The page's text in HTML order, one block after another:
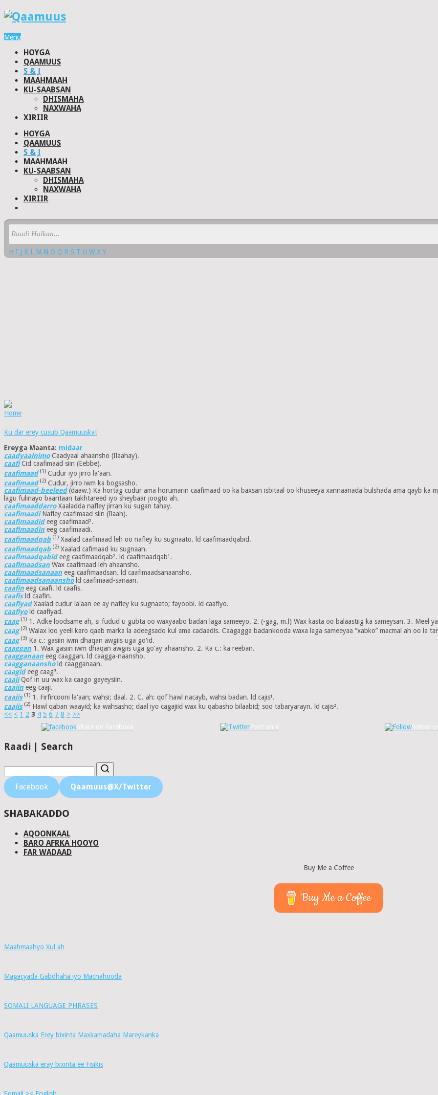
Menu
HOYGA
QAAMUUS
S & J
MAAHMAAH
KU-SAABSAN
DHISMAHA
NAXWAHA
XIRIIR
HOYGA
QAAMUUS
S & J
MAAHMAAH
KU-SAABSAN
DHISMAHA
NAXWAHA
XIRIIR
H I J K L M N O Q R S T U W X Y
Home
Ku dar erey cusub Qaamuuska!
Ereyga Maanta: midaar
caadyaalnimoCaadyaal ahaansho (Ilaahay).
caafiCid caafimaad siin (Eebbe).
caafimaad(1) Cudur iyo jirro la'aan.
caafimaad(2) Cudur, jirro iwm ka bogsasho.
caafimaad-beeleed(daaw.) Ka hortag cudur ama horumarin caafimaad oo ka baxsan isbitaal oo khuseeya xannaanada bulshada ama qayb ka
lagu fulinayo baaritaan takhtareed iyo sheybaar joogto ah.
caafimaaddarroXaaladda nafley jirran ku sugan tahay.
caafimaadiNafley caafimaad siin (Ilaah).
caafimaadideeg caafimaad².
caafimaadin eeg caafimaadi.
caafimaadqab (1) Xaalad caafimaad leh oo nafley ku sugnaato. ld caafimaadqabid.
caafimaadqab (2) Xaalad cafimaad ku sugnaan.
caafimaadqabideeg caafimaadqab². ld caafimaadqab¹.
caafimaadsan Wax caafimaad leh ahaansho.
caafimaadsanaan eeg caafimaadsan. ld caafimaadsanaansho.
caafimaadsanaanshold caafimaad-sanaan.
caafin eeg caafi. ld caafis.
caafisld caafin.
caafiyadXaalad cudur la'aan ee ay nafley ku sugnaato; fayoobi. ld caafiyo.
caafiyold caafiyad.
caag(1) 1. Adke loodsame ah, si fudud u gubta oo waxyaabo badan laga sameeyo. 2. (-gag, m.l) Wax kasta oo balaastiig ka sameysan. 3. Meel
caag(2) Walax loo yeeli karo qaab marka la adeegsado kul ama cadaadis. Caagagga badankooda waxa laga sameeyaa “xabko” macmal ah oo la
caag(3) Ka c.: gasiin iwm dhaqan awgiis uga go'id.
caaggan 1. Wax gasiin iwm dhaqan awgiis uga go'ay ahaansho. 2. Ka c.: ka reeban.
caagganaan eeg caaggan. ld caagga-naansho.
caagganaanshold caagganaan.
caagideeg caag³.
caajiQof in uu wax ka caago gayeysiin.
caajin eeg caaji.
caajis(1) 1. Firfircooni la'aan; wahsi; daal. 2. C. ah: qof hawl nacayb, wahsi badan. ld cajis¹.
caajis(2) Hawl qaban waayid; ka wahsasho; daal iyo cagajiid wax ku qabasho bilaabid; soo tabaryarayn. ld cajis².
<< < 1 2 3 4 5 6 7 8 > >>
Share on Facebook
Post on X Follow
Raadi | Search
Facebook Qaamuus@X/Twitter
SHABAKADDO
AQOONKAAL
BARO AFRKA HOOYO
FAR WADAAD
Buy Me a Coffee
Buy Me a Coffee
Maahmaahyo Xul ah
Magacyada Gabdhaha iyo Macnahooda
SOMALI LANGUAGE PHRASES
Qaamuuska Erey bixinta Maxkamadaha Mareykanka
Qaamuuska eray bixinta ee Fisikis